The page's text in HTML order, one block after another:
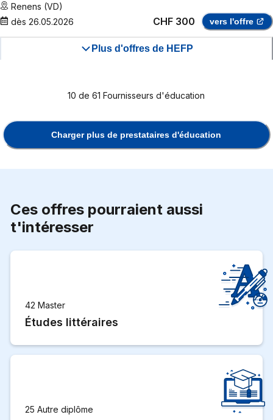
Renens (VD)
dès 26.05.2026 CHF 300 vers l'offre
Plus d'offres de HEFP
10 de 61 Fournisseurs d'éducation
Charger plus de prestataires d'éducation
Ces offres pourraient aussi
t'intéresser
42 Master
Études littéraires
25 Autre diplôme